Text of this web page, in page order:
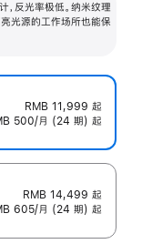
，反光率极低。纳米纹理
光源的工作场所也能保
RMB 11,999 起
500/月 (24 期) 起
RMB 14,499 起
605/月 (24 期) 起